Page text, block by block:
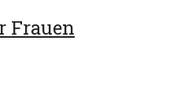
Frauen